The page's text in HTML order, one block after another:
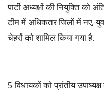
पार्टी अध्यक्षों की नियुक्ति को
टीम में अधिकतर जिलों में नए,
चेहरों को शामिल किया गया है.
5 विधायकों को प्रांतीय उपाध्यक्ष